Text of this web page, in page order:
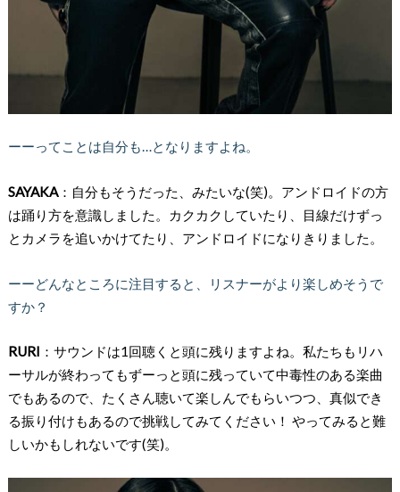
ーーってことは自分も…となりますよね。
SAYAKA：自分もそうだった、みたいな(笑)。アンドロイドの方
は踊り方を意識しました。カクカクしていたり、目線だけずっ
とカメラを追いかけてたり、アンドロイドになりきりました。
ーーどんなところに注目すると、リスナーがより楽しめそうで
すか？
RURI ：サウンドは1回聴くと頭に残りますよね。私たちもリハ
ーサルが終わってもずーっと頭に残っていて中毒性のある楽曲
でもあるので、たくさん聴いて楽しんでもらいつつ、真似でき
る振り付けもあるので挑戦してみてください！ やってみると難
しいかもしれないです(笑)。